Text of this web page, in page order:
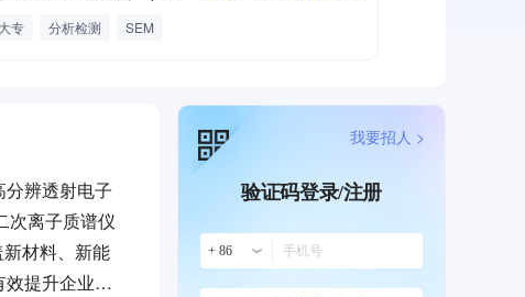
大专 分析检测 SEM
辨透射电子
次离子质谱仪
材料、新能
提升企业竞
验证码登录/注册
+ 86
我要招人 >